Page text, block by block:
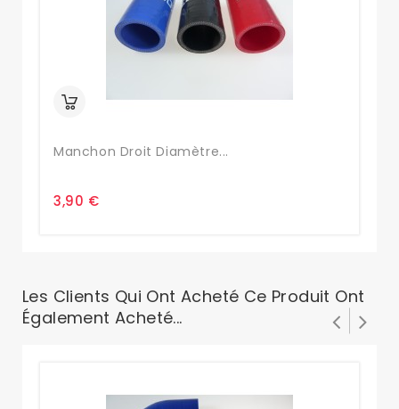
Manchon Droit Diamètre...
3,90 €
Les Clients Qui Ont Acheté Ce Produit Ont
Également Acheté...